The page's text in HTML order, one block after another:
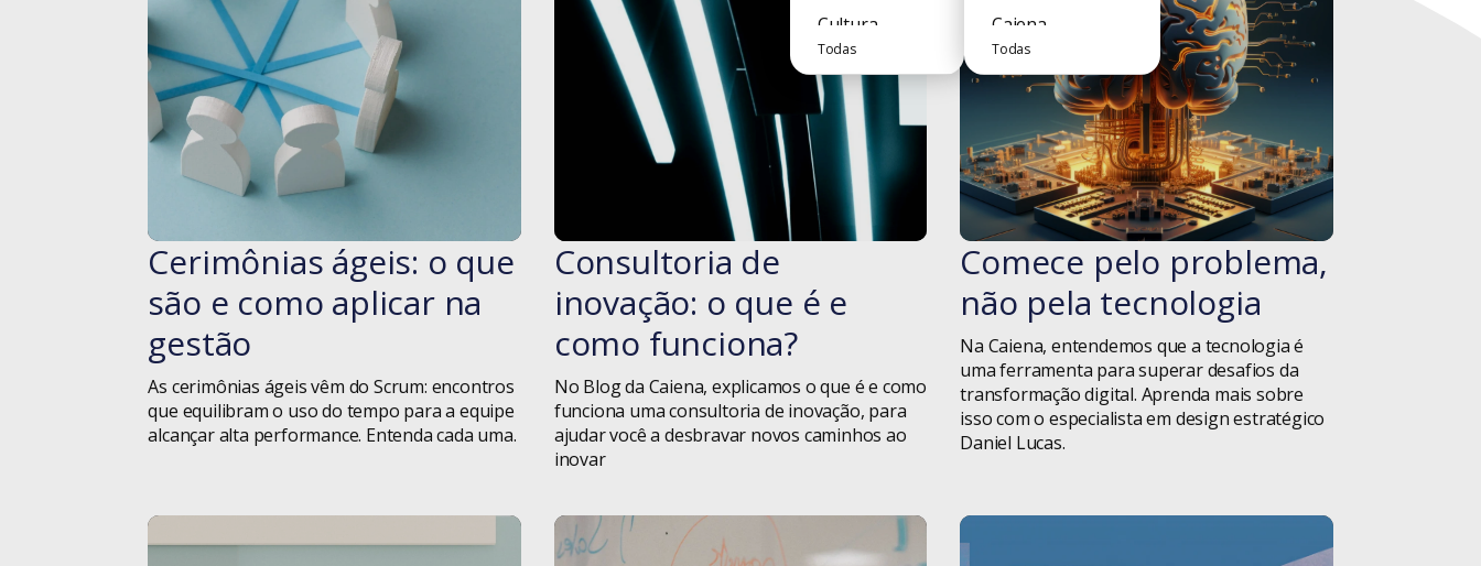
Cultura
Design
Design
Thinking
Dicas
Educação
Gestão de
Projetos
iF Design
Todas
Caiena
Campinas
Carreira
Ceará
Transparente
Cinema
Código Aberto
Comunicação
Consciência
Negra
Todas
#blog
Cerimônias ágeis: o que
são e como aplicar na
gestão
As cerimônias ágeis vêm do Scrum: encontros
que equilibram o uso do tempo para a equipe
alcançar alta performance. Entenda cada uma.
#blog
Consultoria de
inovação: o que é e
como funciona?
No Blog da Caiena, explicamos o que é e como
funciona uma consultoria de inovação, para
ajudar você a desbravar novos caminhos ao
inovar
#blog
Comece pelo problema,
não pela tecnologia
Na Caiena, entendemos que a tecnologia é
uma ferramenta para superar desafios da
transformação digital. Aprenda mais sobre
isso com o especialista em design estratégico
Daniel Lucas.